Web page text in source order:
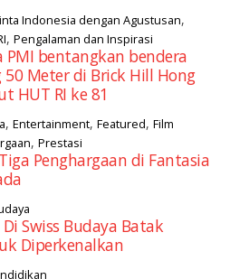
Indonesia dengan Agustusan,
,Pengalaman dan Inspirasi
bentangkan bendera
Meter di Brick Hill Hong
HUT RI ke 81
,Entertainment,Featured,Film
,Prestasi
Penghargaan di Fantasia
Swiss Budaya Batak
Diperkenalkan